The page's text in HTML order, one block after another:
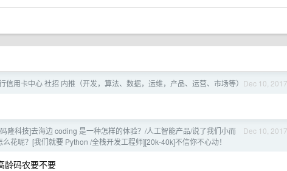
Dec 10, 2017
信用卡中心 社招 内推（开发，算法、数据，运维，产品、运营、市场等）
Dec 10, 2017
隆科技]去海边 coding 是一种怎样的体验？/人工智能产品/说了我们小而
花呢？[我们就要 Python /全栈开发工程师][20k-40k]不信你不心动！
龄码农要不要